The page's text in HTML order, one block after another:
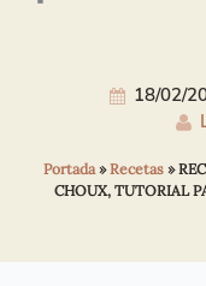
18/02/
Portada»Recetas»
CHOUX, TUTORIAL